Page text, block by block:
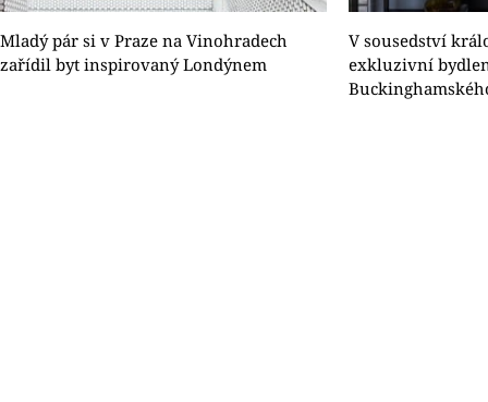
Mladý pár si v Praze na Vinohradech
zařídil byt inspirovaný Londýnem
V sousedství
exkluzivní